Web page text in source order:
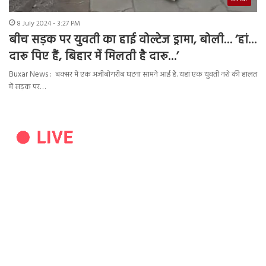
8 July 2024 - 3:27 PM
बीच सड़क पर युवती का हाई वोल्टेज ड्रामा, बोली… ‘हां…
दारू पिए हैं, बिहार में मिलती है दारू…’
Buxar News : बक्सर में एक अजीबोगरीब घटना सामने आई है. यहां एक युवती नशे की हालत
में सड़क पर…